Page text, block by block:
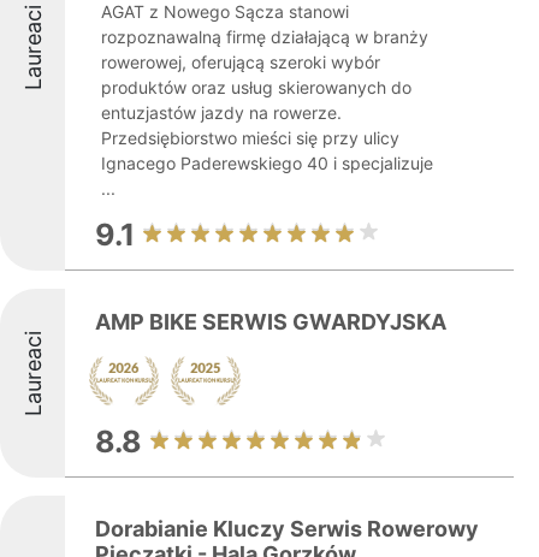
Laureaci
AGAT z Nowego Sącza stanowi
rozpoznawalną firmę działającą w branży
rowerowej, oferującą szeroki wybór
produktów oraz usług skierowanych do
entuzjastów jazdy na rowerze.
Przedsiębiorstwo mieści się przy ulicy
Ignacego Paderewskiego 40 i specjalizuje
...
9.1
Laureaci
AMP BIKE SERWIS GWARDYJSKA
8.8
Dorabianie Kluczy Serwis Rowerowy